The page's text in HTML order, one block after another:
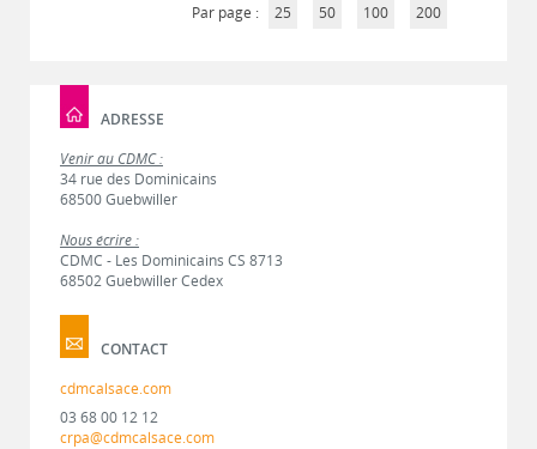
Par page :
25 50 100 200
ADRESSE
Venir au CDMC :
34 rue des Dominicains
68500 Guebwiller
Nous écrire :
CDMC - Les Dominicains CS 8713
68502 Guebwiller Cedex
CONTACT
cdmcalsace.com
03 68 00 12 12
crpa@cdmcalsace.com